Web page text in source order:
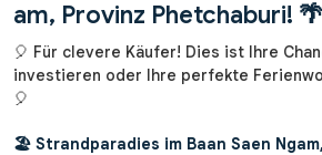
am, Provinz Phetchaburi! 🌴
🎈 Für clevere Käufer! Dies ist Ihre
investieren oder Ihre perfekte
🎈
🏖️ Strandparadies im Baan Saen